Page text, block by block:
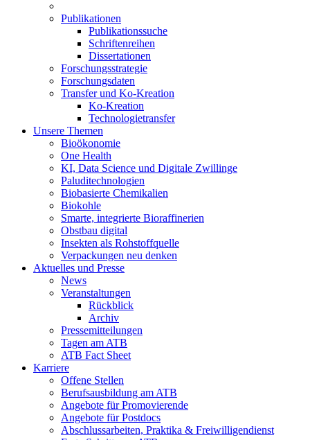
Publikationen
Publikationssuche
Schriftenreihen
Dissertationen
Forschungsstrategie
Forschungsdaten
Transfer und Ko-Kreation
Ko-Kreation
Technologietransfer
Unsere Themen
Bioökonomie
One Health
KI, Data Science und Digitale Zwillinge
Paluditechnologien
Biobasierte Chemikalien
Biokohle
Smarte, integrierte Bioraffinerien
Obstbau digital
Insekten als Rohstoffquelle
Verpackungen neu denken
Aktuelles und Presse
News
Veranstaltungen
Rückblick
Archiv
Pressemitteilungen
Tagen am ATB
ATB Fact Sheet
Karriere
Offene Stellen
Berufsausbildung am ATB
Angebote für Promovierende
Angebote für Postdocs
Abschlussarbeiten, Praktika & Freiwilligendienst